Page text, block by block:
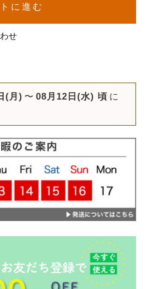
に進む
せ
(月) 〜 08月12日(水) 頃 に